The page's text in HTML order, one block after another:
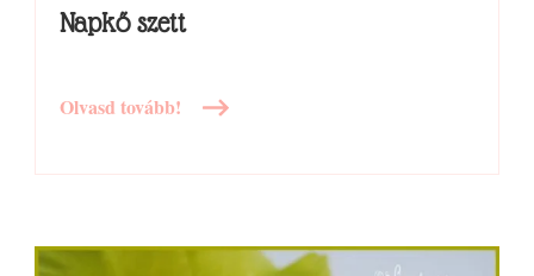
Napkő szett
Olvasd tovább!